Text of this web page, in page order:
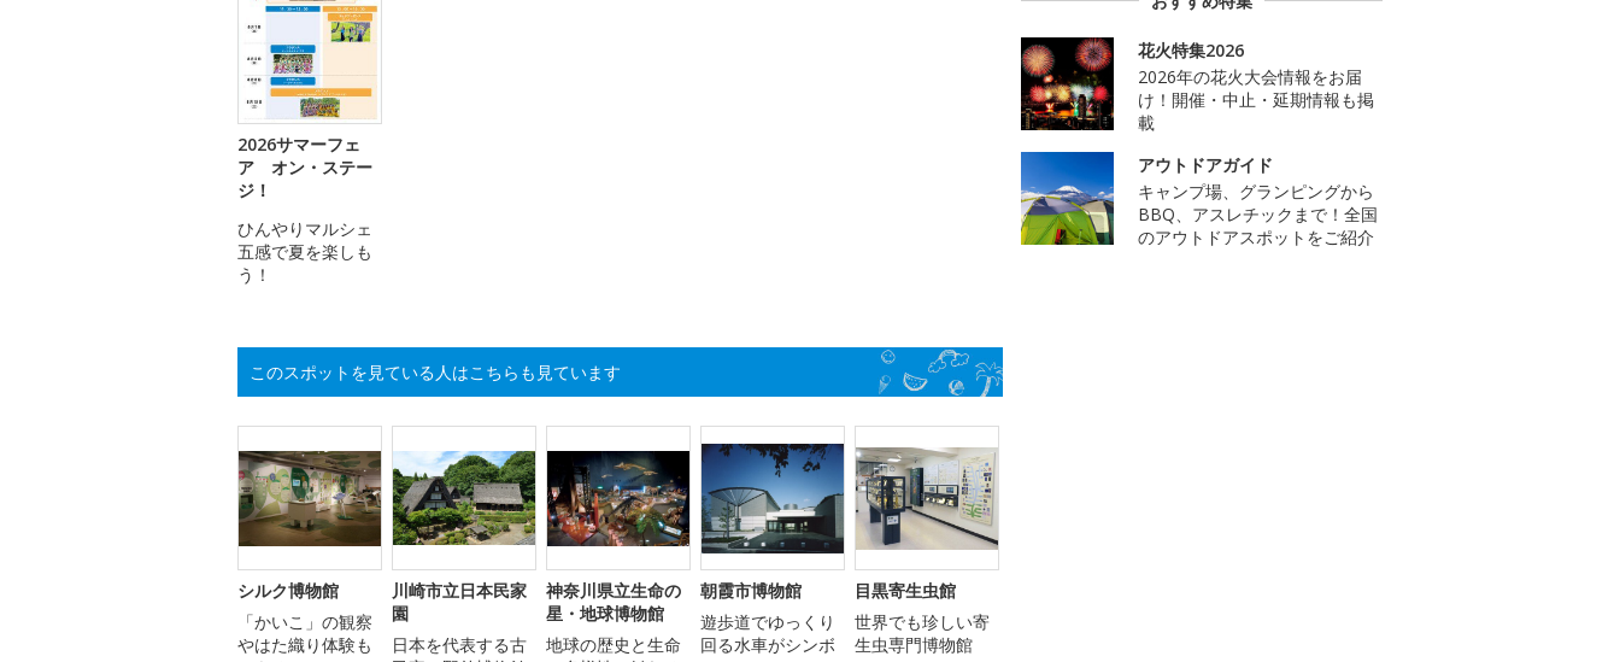
2026サマーフェ
ア オン・ステー
ジ！
ひんやりマルシェ
五感で夏を楽しも
う！
このスポットを見ている人はこちらも見ています
シルク博物館
「かいこ」の観察
やはた織り体験も
川崎市立日本民家
園
日本を代表する古
神奈川県立生命の
星・地球博物館
地球の歴史と生命
朝霞市博物館
遊歩道でゆっくり
回る水車がシンボ
目黒寄生虫館
世界でも珍しい寄
生虫専門博物館
花火特集2026
2026年の花火大会情報をお届
け！開催・中止・延期情報も掲
載
アウトドアガイド
キャンプ場、グランピングから
BBQ、アスレチックまで！全国
のアウトドアスポットをご紹介